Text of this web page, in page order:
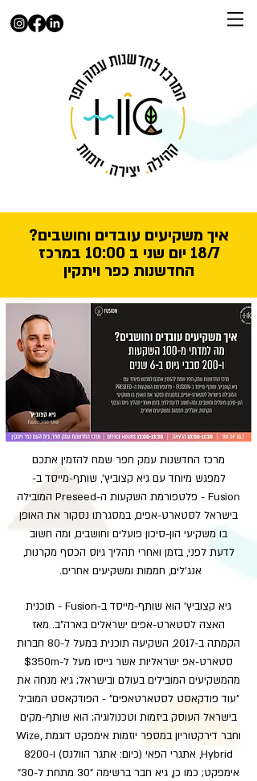
איך משקיעים עובדים וחושבים?
18/7 יום שני ב 10:00 במרכז
החדשנות כפר ויתקין
מרכז החדשנות עמק חפר שמח להזמין אתכם
למפגש מיוחד עם גיא קצוביץ', שותף-מייסד ב-
Fusion - פלטפורמת השקעות ה-Preseed המובילה
בישראל לסטארט-אפים, במסגרתו נסקור את האופן
בו משקיעי הון-סיכון פועלים וחושבים, ומה חשוב
לדעת לפני, בזמן ואחרי תהליך גיוס הכסף מקרנות,
אנג'לים, חממות ומשקיעים אחרים.
גיא קצוביץ' הוא שותף-מייסד ב-Fusion - תוכנית
האצה לסטארט-אפים ישראלים בארה"ב. מאז
הקמתה ב-2017, השקיעה תוכנית במעל ל-80 חברות
סטארט-אפ ישראליות אשר גייסו מעל ל-350m$
מהמשקיעים המובילים בעולם ובישראל; גיא מנחה את
"עוד פודקאסט לסטארטאפים" - הפודקאסט המוביל
בישראל העוסק ביזמות וטכנולוגיה; הוא שותף-מקים
וחבר דירקטוריון במספר יוזמות אימפקט דוגמת Wize,
Hybrid, אתגרי הפאי (כיום: אתגר הוולנס) ו-8200
אימפקט; כמו כן, גיא חבר ברשימה "30 מתחת ל-30"